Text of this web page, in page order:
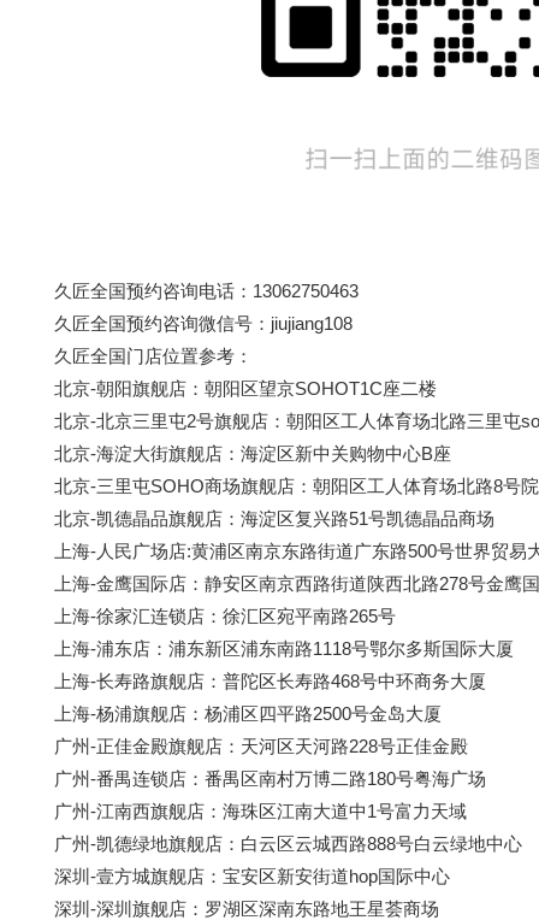
久匠全国预约咨询电话：13062750463
久匠全国预约咨询微信号：jiujiang108
久匠全国门店位置参考：
北京-朝阳旗舰店：朝阳区望京SOHOT1C座二楼
北京-北京三里屯2号旗舰店：朝阳区工人体育场北路三里屯
北京-海淀大街旗舰店：海淀区新中关购物中心B座
北京-三里屯SOHO商场旗舰店：朝阳区工人体育场北路8号
北京-凯德晶品旗舰店：海淀区复兴路51号凯德晶品商场
上海-人民广场店:黄浦区南京东路街道广东路500号世界贸易
上海-金鹰国际店：静安区南京西路街道陕西北路278号金鹰
上海-徐家汇连锁店：徐汇区宛平南路265号
上海-浦东店：浦东新区浦东南路1118号鄂尔多斯国际大厦
上海-长寿路旗舰店：普陀区长寿路468号中环商务大厦
上海-杨浦旗舰店：杨浦区四平路2500号金岛大厦
广州-正佳金殿旗舰店：天河区天河路228号正佳金殿
广州-番禺连锁店：番禺区南村万博二路180号粤海广场
广州-江南西旗舰店：海珠区江南大道中1号富力天域
广州-凯德绿地旗舰店：白云区云城西路888号白云绿地中心
深圳-壹方城旗舰店：宝安区新安街道hop国际中心
深圳-深圳旗舰店：罗湖区深南东路地王星荟商场